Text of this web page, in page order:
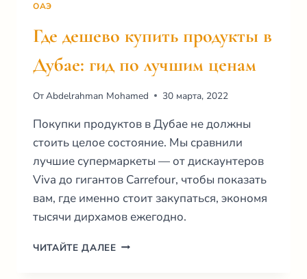
ОАЭ
Где дешево купить продукты в
Дубае: гид по лучшим ценам
ОтAbdelrahman Mohamed 30 марта, 2022
Покупки продуктов в Дубае не должны
стоить целое состояние. Мы сравнили
лучшие супермаркеты — от дискаунтеров
Viva до гигантов Carrefour, чтобы показать
вам, где именно стоит закупаться, экономя
тысячи дирхамов ежегодно.
ЧИТАЙТЕ ДАЛЕЕГДЕ